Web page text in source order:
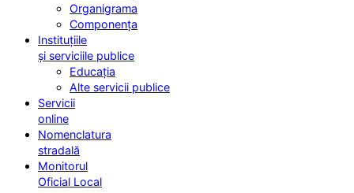
Organigrama
Componența
Instituțiile
și serviciile publice
Educația
Alte servicii publice
Servicii
online
Nomenclatura
stradală
Monitorul
Oficial Local